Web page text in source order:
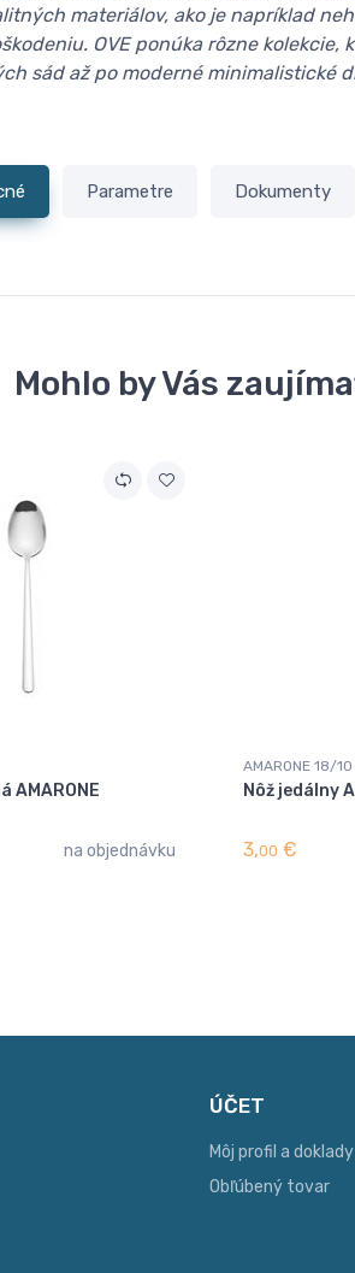
materiálov, ako je napríklad
OVE ponúka rôzne kolekcie,
sád až po moderné minimalistické
Parametre Dokumenty
Mohlo by Vás
AMARONE
na objednávku
AMARONE 18/10
Nôž jedálny
3,00 €
ÚČET
Môj profil a doklady
Obľúbený tovar